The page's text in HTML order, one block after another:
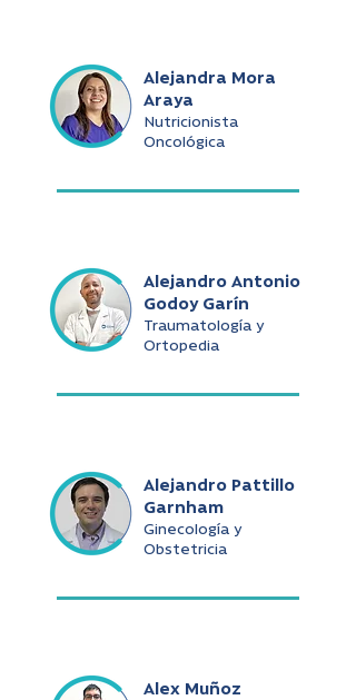
Alejandra Mora
Araya
Nutricionista
Oncológica
Alejandro Antonio
Godoy Garín
Traumatología y
Ortopedia
Alejandro Pattillo
Garnham
Ginecología y
Obstetricia
Alex Muñoz